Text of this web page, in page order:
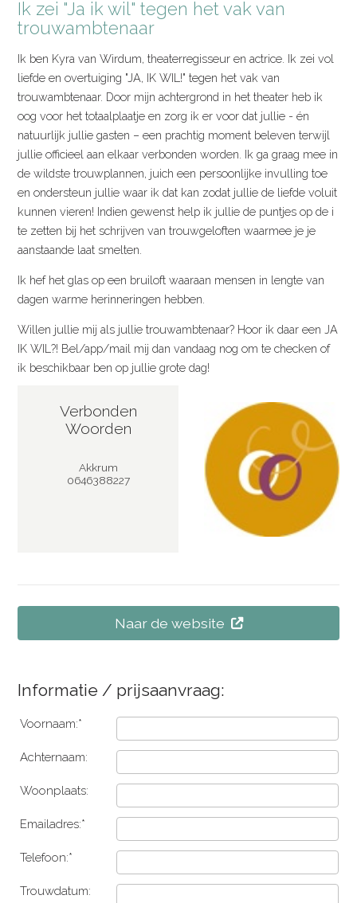
Ik zei "Ja ik wil" tegen het vak van
trouwambtenaar
Ik ben Kyra van Wirdum, theaterregisseur en actrice. Ik zei vol
liefde en overtuiging "JA, IK WIL!" tegen het vak van
trouwambtenaar. Door mijn achtergrond in het theater heb ik
oog voor het totaalplaatje en zorg ik er voor dat jullie - én
natuurlijk jullie gasten – een prachtig moment beleven terwijl
jullie officieel aan elkaar verbonden worden. Ik ga graag mee in
de wildste trouwplannen, juich een persoonlijke invulling toe
en ondersteun jullie waar ik dat kan zodat jullie de liefde voluit
kunnen vieren! Indien gewenst help ik jullie de puntjes op de i
te zetten bij het schrijven van trouwgeloften waarmee je je
aanstaande laat smelten.
Ik hef het glas op een bruiloft waaraan mensen in lengte van
dagen warme herinneringen hebben.
Willen jullie mij als jullie trouwambtenaar? Hoor ik daar een JA
IK WIL?! Bel/app/mail mij dan vandaag nog om te checken of
ik beschikbaar ben op jullie grote dag!
Verbonden
Woorden
Akkrum
0646388227
Naar de website
Informatie / prijsaanvraag:
Voornaam:*
Achternaam:
Woonplaats:
Emailadres:*
Telefoon:*
Trouwdatum: